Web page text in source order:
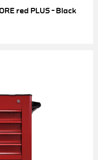
red PLUS – Black